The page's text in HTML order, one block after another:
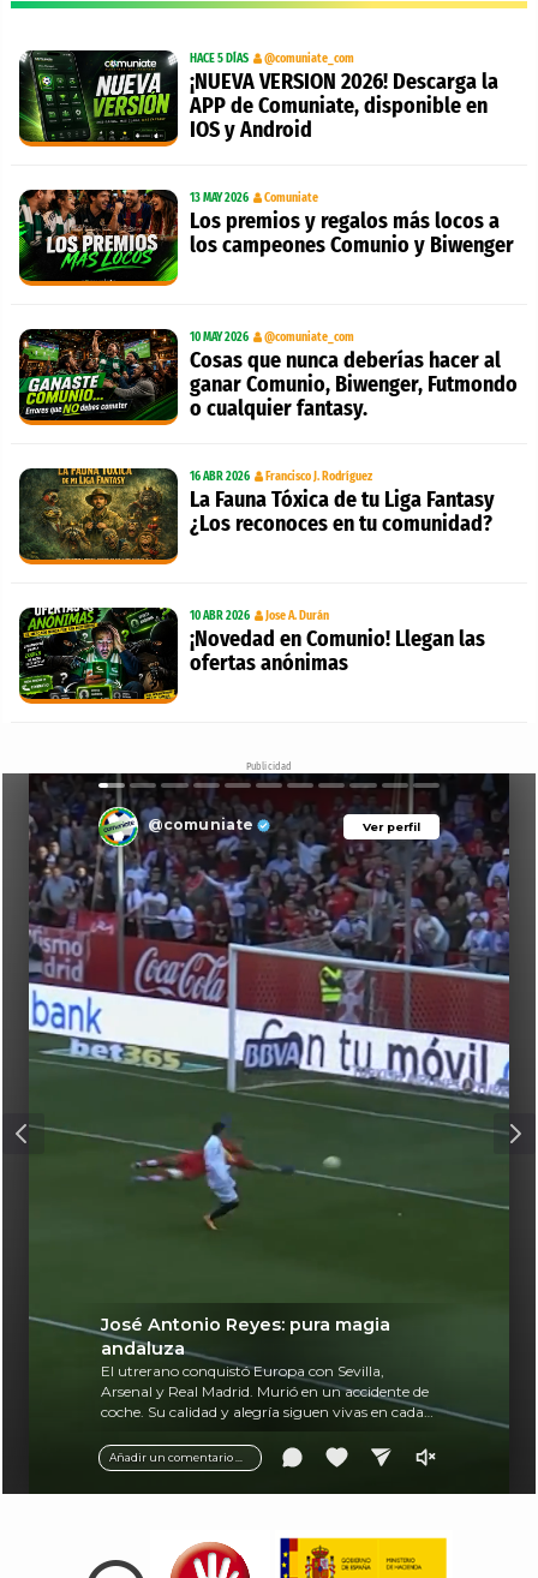
HACE 5 DÍAS @comuniate_com
¡NUEVA VERSION 2026! Descarga la
APP de Comuniate, disponible en
IOS y Android
13 MAY 2026 Comuniate
Los premios y regalos más locos a
los campeones Comunio y Biwenger
10 MAY 2026 @comuniate_com
Cosas que nunca deberías hacer al
ganar Comunio, Biwenger, Futmondo
o cualquier fantasy.
16 ABR 2026 Francisco J. Rodríguez
La Fauna Tóxica de tu Liga Fantasy
¿Los reconoces en tu comunidad?
10 ABR 2026 Jose A. Durán
¡Novedad en Comunio! Llegan las
ofertas anónimas
Publicidad
Ver perfil
@comuniate Ver perfil
Añadir un comentario ...
José Antonio Reyes: pura magia
andaluza
El utrerano conquistó Europa con Sevilla,
Arsenal y Real Madrid. Murió en un accidente de
coche. Su calidad y alegría siguen vivas en cada